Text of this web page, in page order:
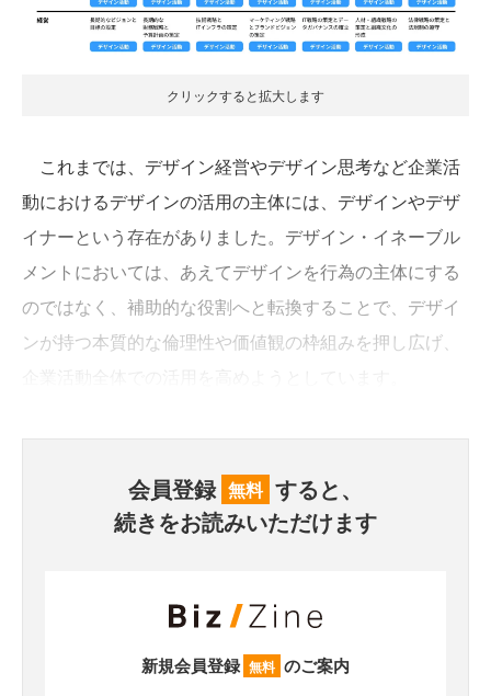
クリックすると拡大します
これまでは、デザイン経営やデザイン思考など企業活
動におけるデザインの活用の主体には、デザインやデザ
イナーという存在がありました。デザイン・イネーブル
メントにおいては、あえてデザインを行為の主体にする
のではなく、補助的な役割へと転換することで、デザイ
ンが持つ本質的な倫理性や価値観の枠組みを押し広げ、
会員登録 無料 すると、
続きをお読みいただけます
新規会員登録 無料 のご案内